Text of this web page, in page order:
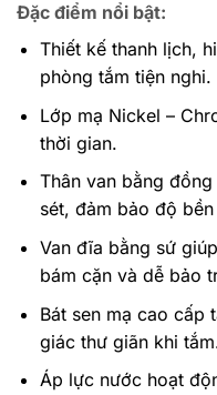
Đặc điểm nổi bật:
Thiết kế thanh lịch,
phòng tắm tiện nghi.
Lớp mạ Nickel –
thời gian.
Thân van bằng
sét, đảm bảo độ
Van đĩa bằng sứ
bám cặn và dễ bảo
Bát sen mạ cao cấp
giác thư giãn khi
Áp lực nước hoạt